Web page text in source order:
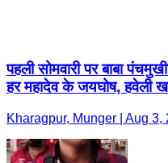
पहली सोमवारी पर बाबा
हर महादेव के जयघोष, हवेली
Kharagpur, Munger | Aug 3,